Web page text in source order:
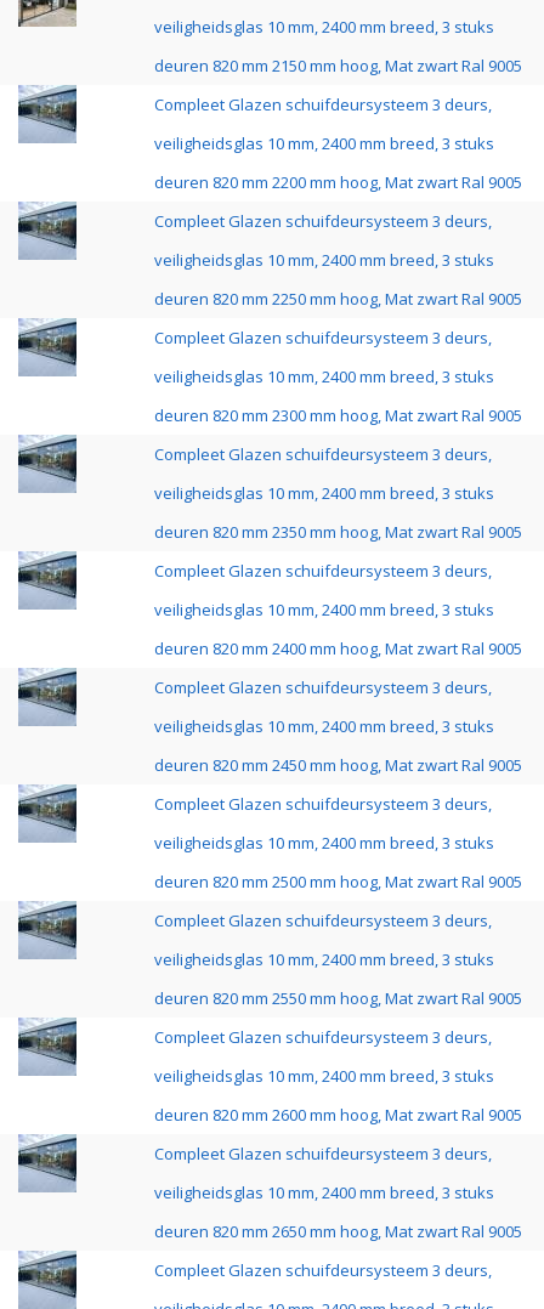
veiligheidsglas 10 mm, 2400 mm breed, 3 stuks
deuren 820 mm 2150 mm hoog, Mat zwart Ral 9005
Compleet Glazen schuifdeursysteem 3 deurs,
veiligheidsglas 10 mm, 2400 mm breed, 3 stuks
deuren 820 mm 2200 mm hoog, Mat zwart Ral 9005
Compleet Glazen schuifdeursysteem 3 deurs,
veiligheidsglas 10 mm, 2400 mm breed, 3 stuks
deuren 820 mm 2250 mm hoog, Mat zwart Ral 9005
Compleet Glazen schuifdeursysteem 3 deurs,
veiligheidsglas 10 mm, 2400 mm breed, 3 stuks
deuren 820 mm 2300 mm hoog, Mat zwart Ral 9005
Compleet Glazen schuifdeursysteem 3 deurs,
veiligheidsglas 10 mm, 2400 mm breed, 3 stuks
deuren 820 mm 2350 mm hoog, Mat zwart Ral 9005
Compleet Glazen schuifdeursysteem 3 deurs,
veiligheidsglas 10 mm, 2400 mm breed, 3 stuks
deuren 820 mm 2400 mm hoog, Mat zwart Ral 9005
Compleet Glazen schuifdeursysteem 3 deurs,
veiligheidsglas 10 mm, 2400 mm breed, 3 stuks
deuren 820 mm 2450 mm hoog, Mat zwart Ral 9005
Compleet Glazen schuifdeursysteem 3 deurs,
veiligheidsglas 10 mm, 2400 mm breed, 3 stuks
deuren 820 mm 2500 mm hoog, Mat zwart Ral 9005
Compleet Glazen schuifdeursysteem 3 deurs,
veiligheidsglas 10 mm, 2400 mm breed, 3 stuks
deuren 820 mm 2550 mm hoog, Mat zwart Ral 9005
Compleet Glazen schuifdeursysteem 3 deurs,
veiligheidsglas 10 mm, 2400 mm breed, 3 stuks
deuren 820 mm 2600 mm hoog, Mat zwart Ral 9005
Compleet Glazen schuifdeursysteem 3 deurs,
veiligheidsglas 10 mm, 2400 mm breed, 3 stuks
deuren 820 mm 2650 mm hoog, Mat zwart Ral 9005
Compleet Glazen schuifdeursysteem 3 deurs,